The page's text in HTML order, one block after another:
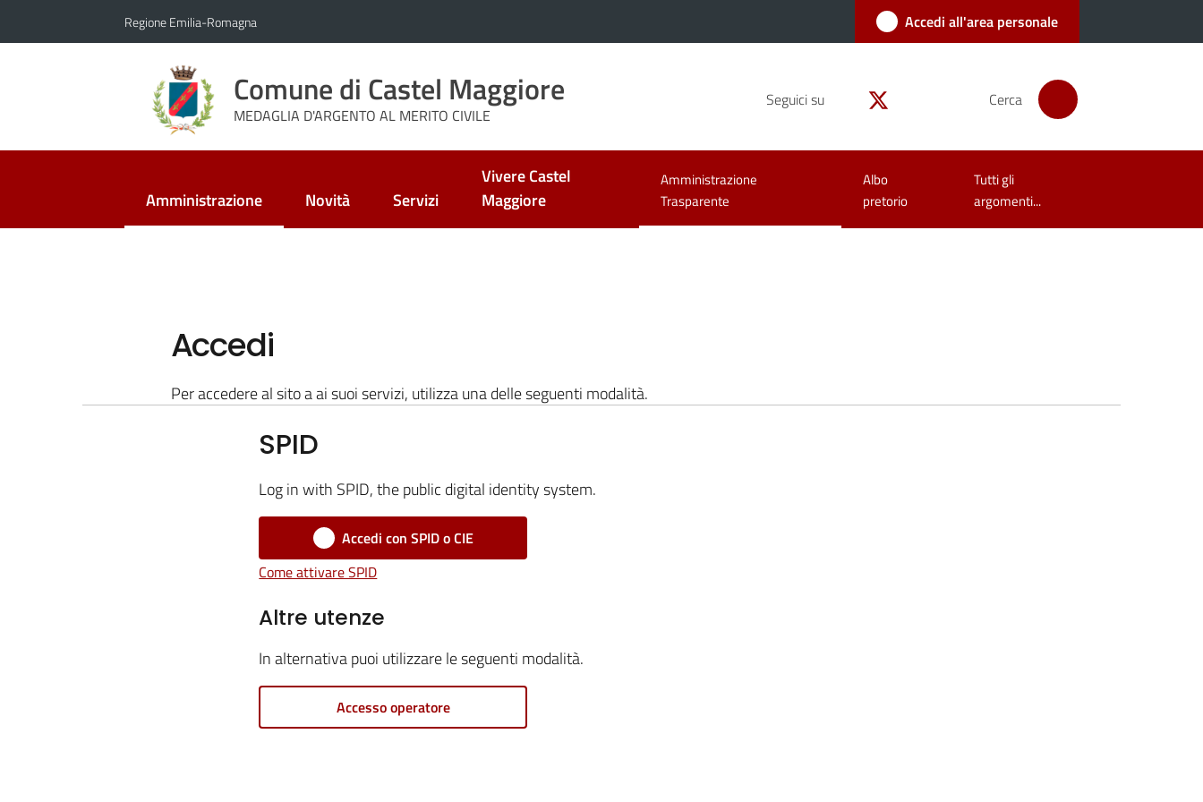
Regione Emilia-Romagna Accedi all'area personale
Comune di Castel Maggiore
MEDAGLIA D'ARGENTO AL MERITO CIVILE
Seguici su Cerca
Amministrazione
Menu selezionato Novità Servizi
Vivere Castel
Maggiore
Amministrazione
Trasparente
Menu selezionato
Albo
pretorio
Tutti gli
argomenti...
Accedi
Per accedere al sito a ai suoi servizi, utilizza una delle seguenti modalità.
SPID
Log in with SPID, the public digital identity system.
Accedi con SPID o CIE
Come attivare SPID
Altre utenze
In alternativa puoi utilizzare le seguenti modalità.
Accesso operatore